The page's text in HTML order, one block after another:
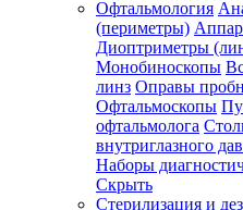
Офтальмология
(периметры)
Диоптриметры
Монобиноскопы
линз Оправы
Офтальмоскопы
офтальмолога
внутриглазного
Наборы
Скрыть
Стерилизация и